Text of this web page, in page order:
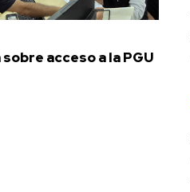
acceso a la PGU